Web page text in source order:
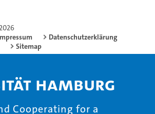
Datenschutzerklärung
Sitemap
Hamburg
Cooperating for a